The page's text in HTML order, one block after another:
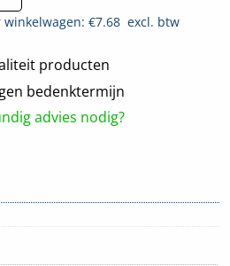
winkelwagen: €7.68excl. btw
producten
bedenktermijn
advies nodig?